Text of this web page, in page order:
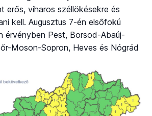
erős, viharos széllökésekre és
kell. Augusztus 7-én elsőfokú
érvényben Pest, Borsod-Abaúj-
Moson-Sopron, Heves és Nógrád